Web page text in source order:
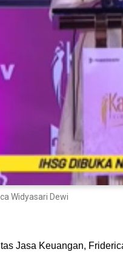
Widyasari Dewi
Jasa Keuangan,